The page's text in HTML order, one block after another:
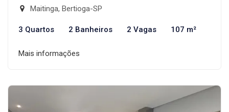
Maitinga, Bertioga-SP
3 Quartos 2 Banheiros 2 Vagas 107 m²
Mais informações